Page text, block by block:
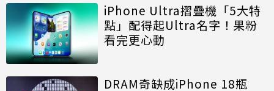
iPhone Ultra摺疊機「5大特
點」配得起Ultra名字！果粉
看完更心動
DRAM奇缺成iPhone 18瓶